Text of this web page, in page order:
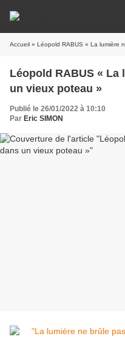
Accueil » Léopold RABUS « La lumière
Léopold RABUS « La
un vieux poteau »
Publié le 26/01/2022 à 10:10
Par Eric SIMON